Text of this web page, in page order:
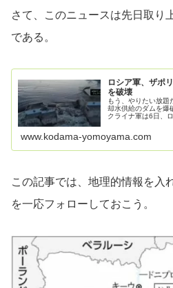
さて、このニュースは先日取り
である。
ロシア軍、ザポ
を破壊
もう、やりたい放題
却水供給のダムを爆
クライナ軍は6日、
www.kodama-yomoyama.com
この記事では、地理的情報を入
を一応フォローしておこう。